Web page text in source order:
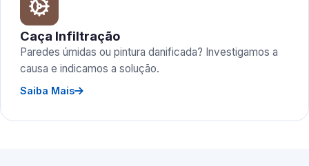
Caça Infiltração
Paredes úmidas ou pintura danificada? Investigamos a
causa e indicamos a solução.
Saiba Mais